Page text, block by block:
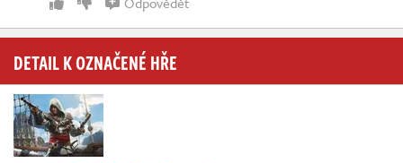
DETAIL K OZNAČENÉ HŘE